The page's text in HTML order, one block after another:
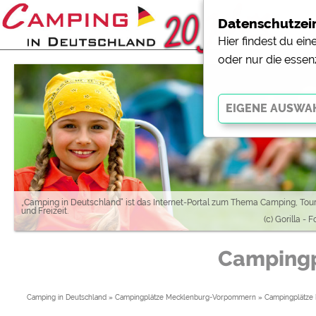
„Camping in Deutschland“ ist das Internet-Portal zum Thema Camping,
und Freizeit.
(c) Gorilla -
Camping in Deutschland » Campingplätze Mecklenburg-Vorpommern »
Hier findest du
oder nur die
Essenziell
Essenzielle Cookies
der Website dringend
funktionieren
YouTube (Videos von